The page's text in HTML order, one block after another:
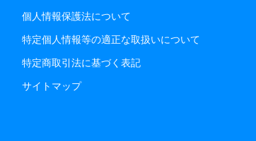
個人情報保護法について
特定個人情報等の適正な取扱いについて
特定商取引法に基づく表記
サイトマップ